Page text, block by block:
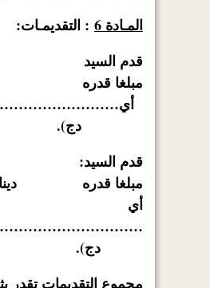
المـادة 6
: التقديمـات:
قدم السيد
مبلغا قدره
دج).
قدم السيد:
مبلغا قدره
أي
دج).
مجموع التقديمات تقدر